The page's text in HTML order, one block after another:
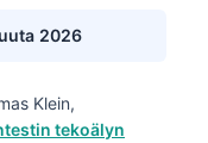
2026
Klein,
tekoälyn